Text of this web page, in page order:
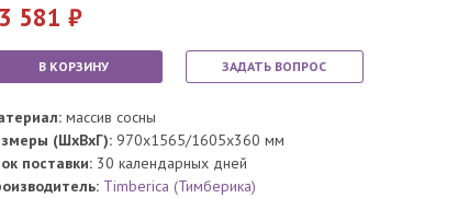
581
В КОРЗИНУ ЗАДАТЬ ВОПРОС
массив сосны
(ШхВхГ): 970x1565/1605x360 мм
поставки: 30 календарных дней
Timberica (Тимберика)